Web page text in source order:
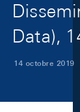
Data),
14 octobre 2019